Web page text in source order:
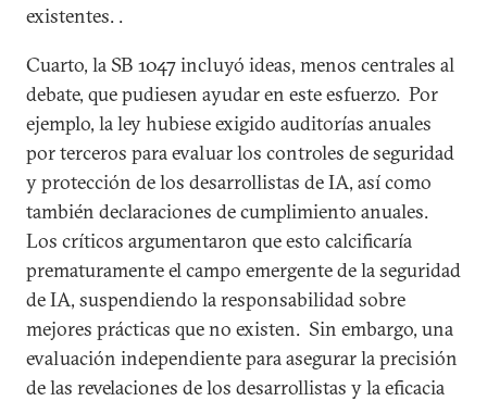
existentes. .
Cuarto, la SB 1047 incluyó ideas, menos centrales al
debate, que pudiesen ayudar en este esfuerzo. Por
ejemplo, la ley hubiese exigido auditorías anuales
por terceros para evaluar los controles de seguridad
y protección de los desarrollistas de IA, así como
también declaraciones de cumplimiento anuales.
Los críticos argumentaron que esto calcificaría
prematuramente el campo emergente de la seguridad
de IA, suspendiendo la responsabilidad sobre
mejores prácticas que no existen. Sin embargo, una
evaluación independiente para asegurar la precisión
de las revelaciones de los desarrollistas y la eficacia